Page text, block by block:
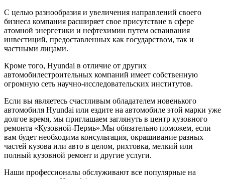
С целью разнообразия и увеличения направлений своего
бизнеса компания расширяет свое присутствие в сфере
атомной энергетики и нефтехимии путем осваивания
инвестиций, предоставленных как государством, так и
частными лицами.
Кроме того, Hyundai в отличие от других
автомобилестроительных компаний имеет собственную
огромную сеть научно-исследовательских институтов.
Если вы являетесь счастливым обладателем новенького
автомобиля Hyundai или ездите на автомобиле этой марки уже
долгое время, мы приглашаем заглянуть в центр кузовного
ремонта «Кузовной-Пермь».Мы обязательно поможем, если
вам будет необходима консультация, окрашивание разных
частей кузова или авто в целом, рихтовка, мелкий или
полный кузовной ремонт и другие услуги.
Наши профессионалы обслуживают все популярные на